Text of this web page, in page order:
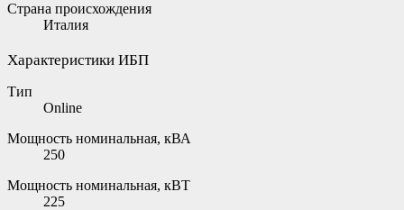
Страна происхождения
Италия
Характеристики ИБП
Тип
Online
Мощность номинальная, кВА
250
Мощность номинальная, кВТ
225